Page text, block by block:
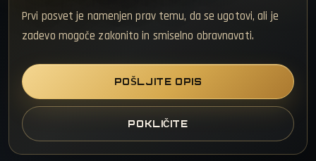
Prvi posvet je namenjen prav temu, da se ugotovi, ali je
zadevo mogoče zakonito in smiselno obravnavati.
POŠLJITE OPIS
POKLIČITE